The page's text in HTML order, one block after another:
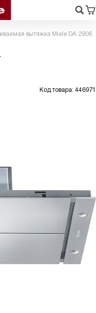
вытяжка Miele DA 2906
Код товара: 446971